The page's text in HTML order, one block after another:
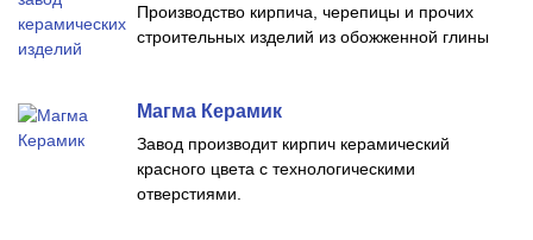
Производство кирпича, черепицы и прочих
строительных изделий из обожженной глины
Магма Керамик
Завод производит кирпич керамический
красного цвета с технологическими
отверстиями.